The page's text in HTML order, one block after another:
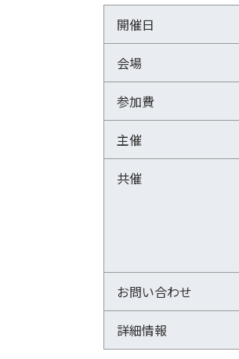
光
子
学
究
ン
3
R
P
開催日
会場
参加費
主催
共催
お問い合わせ
詳細情報